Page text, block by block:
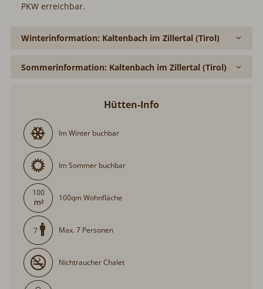
PKW erreichbar.
Winterinformation: Kaltenbach im Zillertal (Tirol)
Sommerinformation: Kaltenbach im Zillertal (Tirol)
Hütten-Info
Im Winter buchbar
Im Sommer buchbar
100
100qm Wohnfläche
7 Max. 7 Personen
Nichtraucher Chalet